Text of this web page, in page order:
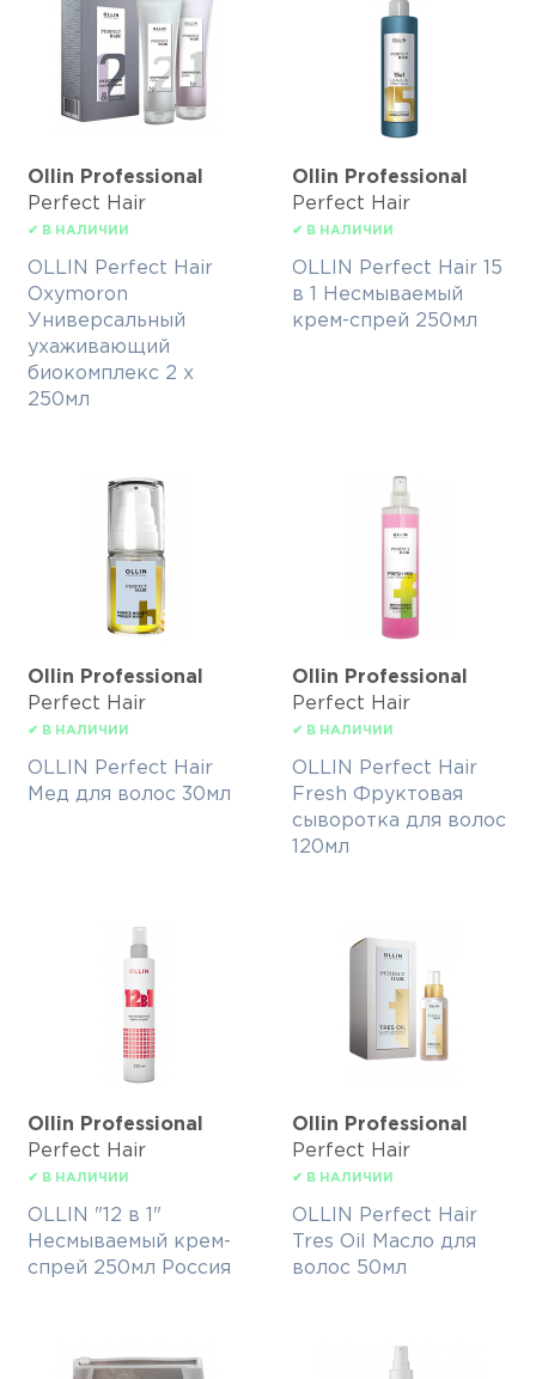
Ollin Professional
Perfect Hair
✔ В НАЛИЧИИ
OLLIN Perfect Hair
Oxymoron
Универсальный
ухаживающий
биокомплекс 2 x
250мл
Ollin Professional
Perfect Hair
✔ В НАЛИЧИИ
OLLIN Perfect Hair 15
в 1 Несмываемый
крем-спрей 250мл
Ollin Professional
Perfect Hair
✔ В НАЛИЧИИ
OLLIN Perfect Hair
Мед для волос 30мл
Ollin Professional
Perfect Hair
✔ В НАЛИЧИИ
OLLIN Perfect Hair
Fresh Фруктовая
сыворотка для волос
120мл
Ollin Professional
Perfect Hair
✔ В НАЛИЧИИ
OLLIN "12 в 1"
Несмываемый крем-
спрей 250мл Россия
Ollin Professional
Perfect Hair
✔ В НАЛИЧИИ
OLLIN Perfect Hair
Tres Oil Масло для
волос 50мл